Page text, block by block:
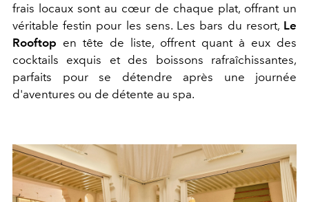
frais locaux sont au cœur de chaque plat, offrant un
véritable festin pour les sens. Les bars du resort, Le
Rooftop en tête de liste, offrent quant à eux des
cocktails exquis et des boissons rafraîchissantes,
parfaits pour se détendre après une journée
d'aventures ou de détente au spa.